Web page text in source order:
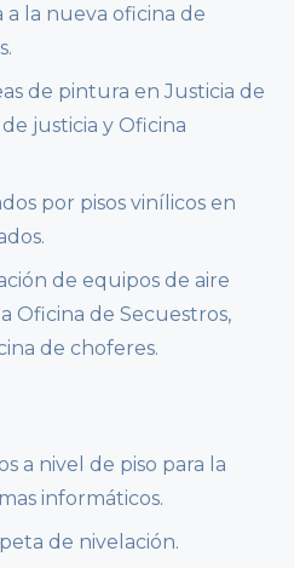
la nueva oficina de
de pintura en Justicia de
de justicia y Oficina
por pisos vinílicos en
de equipos de aire
Oficina de Secuestros,
de choferes.
a nivel de piso para la
informáticos.
de nivelación.